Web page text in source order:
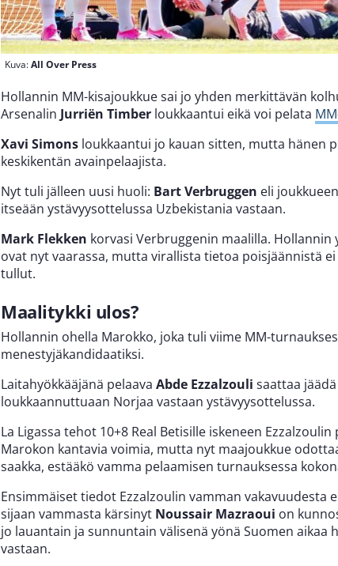
Kuva:All Over Press
Hollannin MM-kisajoukkue sai jo yhden merkittävän
Arsenalin Jurriën Timber loukkaantui eikä voi pelata
Xavi Simons loukkaantui jo kauan sitten, mutta hänen
keskikentän avainpelaajista.
Nyt tuli jälleen uusi huoli: Bart Verbruggen eli
itseään ystävyysottelussa Uzbekistania vastaan.
Mark Flekken korvasi Verbruggenin maalilla. Hollannin
ovat nyt vaarassa, mutta virallista tietoa poisjäännistä
tullut.
Maalitykki ulos?
Hollannin ohella Marokko, joka tuli viime MM-
menestyjäkandidaatiksi.
Laitahyökkääjänä pelaava Abde Ezzalzouli saattaa
loukkaannuttuaan Norjaa vastaan ystävyysottelussa.
La Ligassa tehot 10+8 Real Betisille iskeneen
Marokon kantavia voimia, mutta nyt maajoukkue
saakka, estääkö vamma pelaamisen turnauksessa
Ensimmäiset tiedot Ezzalzoulin vamman vakavuudesta
sijaan vammasta kärsinyt Noussair Mazraoui on
jo lauantain ja sunnuntain välisenä yönä Suomen aikaa
vastaan.